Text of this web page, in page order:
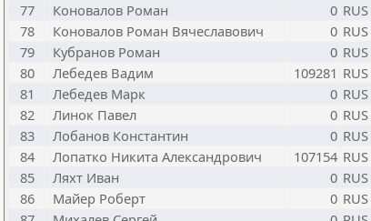
77
Коновалов Роман 0 RUS
78
Коновалов Роман Вячеславович 0 RUS
79
Кубранов Роман 0 RUS
80
Лебедев Вадим 109281 RUS
81
Лебедев Марк 0 RUS
82
Линок Павел 0 RUS
83
Лобанов Константин 0 RUS
84
Лопатко Никита Александрович 107154 RUS
85
Ляхт Иван 0 RUS
86
Майер Роберт 0 RUS